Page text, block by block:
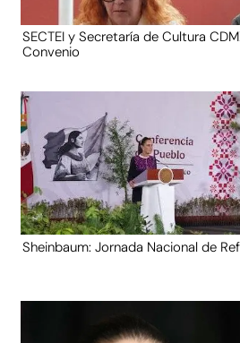
SECTEI y Secretaría de Cultura
Convenio
Sheinbaum: Jornada Nacional de